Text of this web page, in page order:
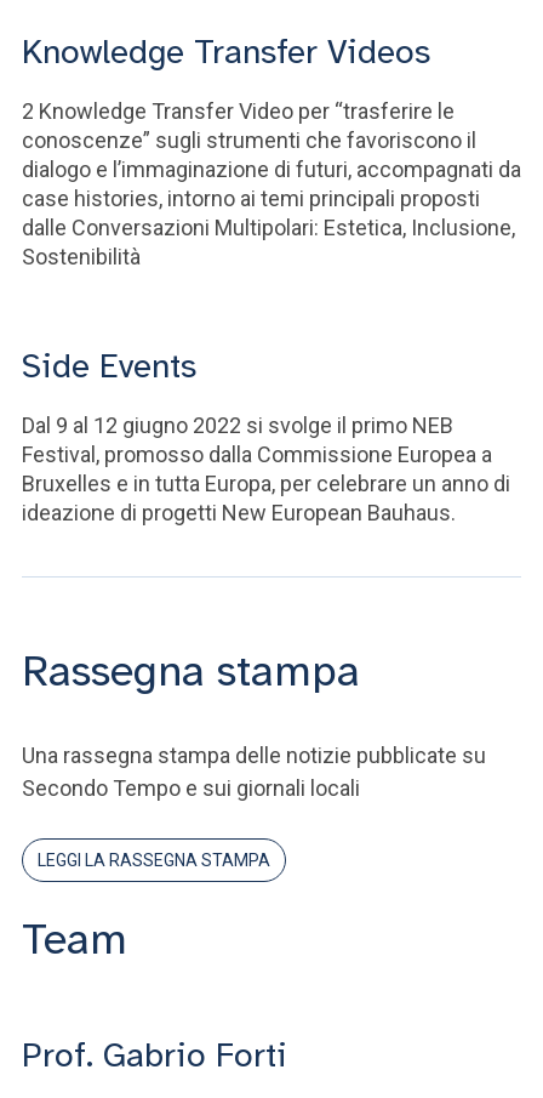
Knowledge Transfer Videos
2 Knowledge Transfer Video per “trasferire le
conoscenze” sugli strumenti che favoriscono il
dialogo e l’immaginazione di futuri, accompagnati da
case histories, intorno ai temi principali proposti
dalle Conversazioni Multipolari: Estetica, Inclusione,
Sostenibilità
Side Events
Dal 9 al 12 giugno 2022 si svolge il primo NEB
Festival, promosso dalla Commissione Europea a
Bruxelles e in tutta Europa, per celebrare un anno di
ideazione di progetti New European Bauhaus.
Rassegna stampa
Una rassegna stampa delle notizie pubblicate su
Secondo Tempo e sui giornali locali
LEGGI LA RASSEGNA STAMPA
Team
Prof. Gabrio Forti